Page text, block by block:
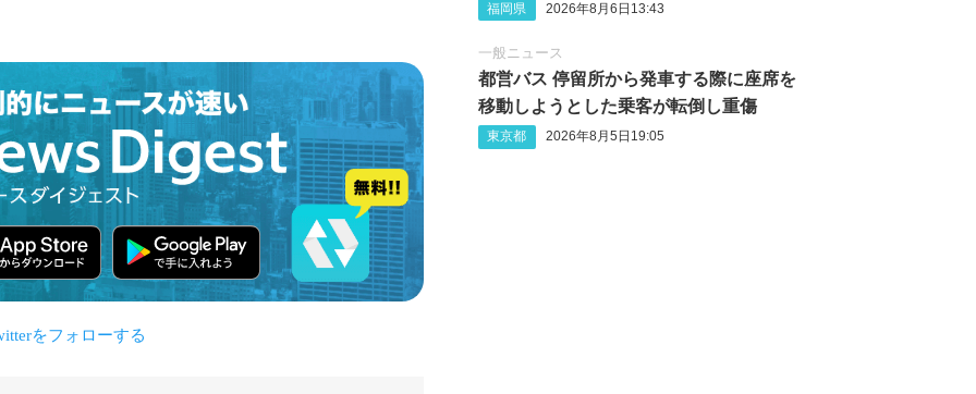
福岡県 2026年8月6日13:43
一般ニュース
都営バス 停留所から発車する際に座席を
移動しようとした乗客が転倒し重傷
東京都 2026年8月5日19:05